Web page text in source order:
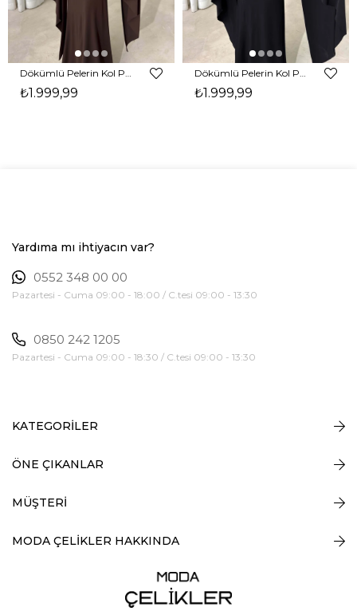
₺1.999,99 ₺1.999,99
Yardıma mı ihtiyacın var?
0552 348 00 00
Pazartesi - Cuma 09:00 - 18:00 / C.tesi 09:00 - 13:30
0850 242 1205
Pazartesi - Cuma 09:00 - 18:30 / C.tesi 09:00 - 13:30
KATEGORİLER
ÖNE ÇIKANLAR
MÜŞTERİ
MODA ÇELİKLER HAKKINDA